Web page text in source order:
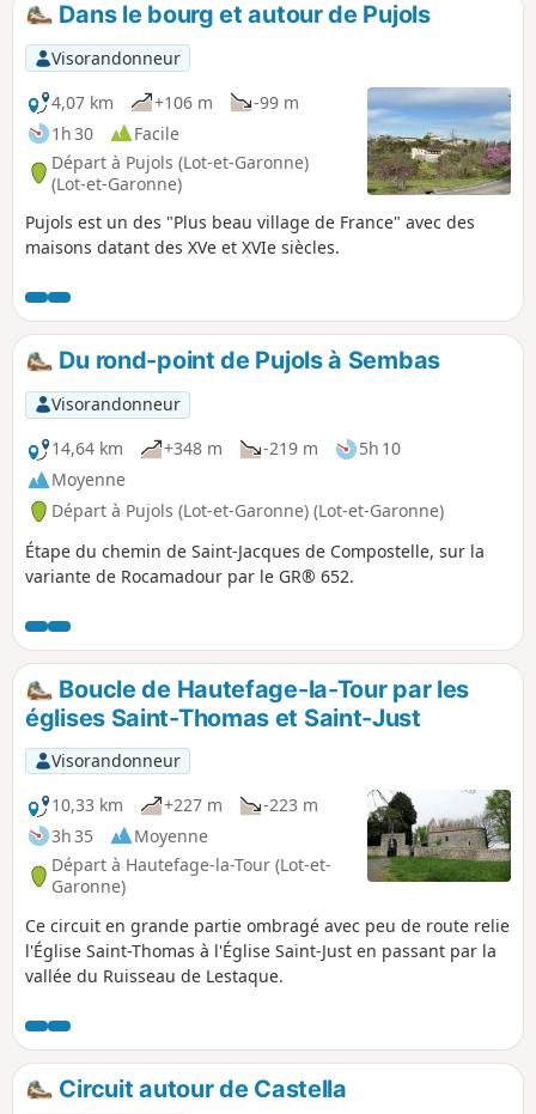
p
Dans le bourg et autour de Pujols
Visorandonneur
4,07 km
+106 m
-99 m
1h 30
Facile
Départ à Pujols (Lot-et-Garonne)
(Lot-et-Garonne)
Pujols est un des "Plus beau village de France" avec des
maisons datant des XVe et XVIe siècles.
Du rond-point de Pujols à Sembas
Visorandonneur
14,64 km
+348 m -219 m
5h 10
Moyenne
Départ à Pujols (Lot-et-Garonne) (Lot-et-Garonne)
Étape du chemin de Saint-Jacques de Compostelle, sur la
variante de Rocamadour par le GR® 652.
Boucle de Hautefage-la-Tour par les
églises Saint-Thomas et Saint-Just
Visorandonneur
10,33 km
+227 m
-223 m
3h 35
Moyenne
Départ à Hautefage-la-Tour (Lot-et-
Garonne)
Ce circuit en grande partie ombragé avec peu de route relie
l'Église Saint-Thomas à l'Église Saint-Just en passant par la
vallée du Ruisseau de Lestaque.
Circuit autour de Castella